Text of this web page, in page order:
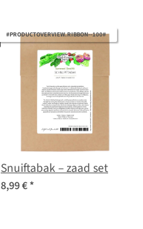
#PRODUCTOVERVIEW.RIBBON--100#
Snuiftabak – zaad set
8,99 €*